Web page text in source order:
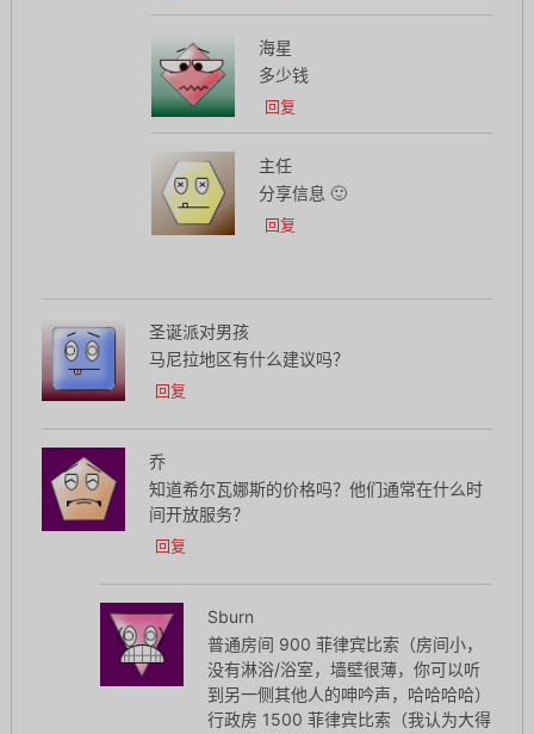
海星
多少钱
回复
主任
分享信息 🙂
回复
圣诞派对男孩
马尼拉地区有什么建议吗？
回复
乔
知道希尔瓦娜斯的价格吗？他们通常在什么时
间开放服务？
回复
Sburn
普通房间 900 菲律宾比索（房间小，
没有淋浴/浴室，墙壁很薄，你可以听
到另一侧其他人的呻吟声，哈哈哈哈）
行政房 1500 菲律宾比索（我认为大得